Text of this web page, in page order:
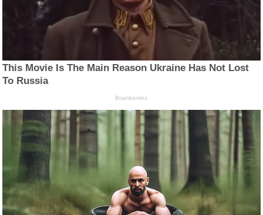
This Movie Is The Main Reason Ukraine Has Not Lost
To Russia
Brainberries